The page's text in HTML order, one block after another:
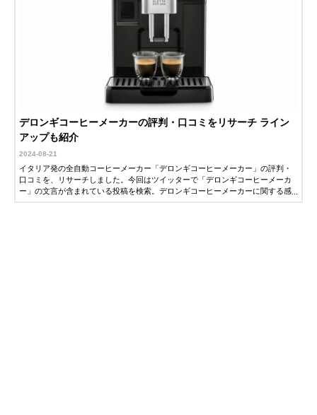
デロンギコーヒーメーカーの評判・口コミをリサーチ ライン
アップも紹介
2024-08-21
イタリア発の全自動コーヒーメーカー「デロンギコーヒーメーカー」の評判・
口コミを、リサーチしました。今回はツイッターで「デロンギコーヒーメーカ
ー」の文言が含まれている投稿を検索。デロンギコーヒーメーカーに関する感